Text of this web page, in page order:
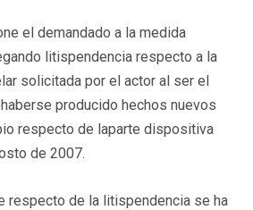
el demandado a la medida
litispendencia respecto a la
solicitada por el actor al ser el
producido hechos nuevos
respecto de laparte dispositiva
de 2007.
respecto de la litispendencia se ha